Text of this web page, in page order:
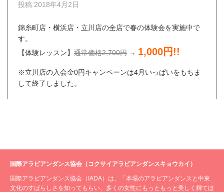
投稿:2018年4月2日
錦糸町店・横浜店・立川店の全店で春の体験会を実施中で
す。
【体験レッスン】 通常価格2,700円 → 1,000円!!
※立川店の入会金0円キャンペーンは4月いっぱいをもちま
して終了しました。
国際アラビアンダンス協会（コクサイアラビアンダンスキョウカイ）
国際アラビアンダンス協会（IADA）は、「本場のアラビアンダンスと中東
文化のすばらしさを知ってもらい、多くの女性にもっともっと美しく輝てほ